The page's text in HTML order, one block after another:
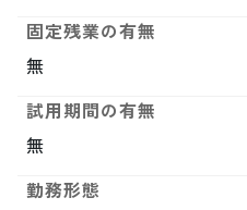
固定残業の有無
無
試用期間の有無
無
勤務形態